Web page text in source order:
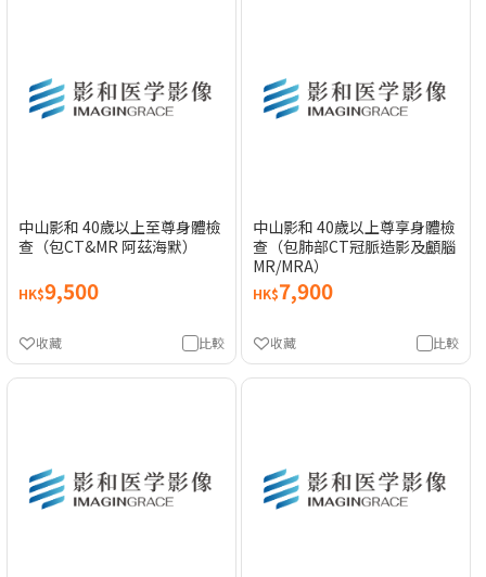
中山影和 40歲以上至尊身體檢
查（包CT&MR 阿茲海默）
HK$9,500
比較
收藏
中山影和 40歲以上尊享身體檢
查（包肺部CT冠脈造影及顱腦
MR/MRA）
HK$7,900
比較
收藏